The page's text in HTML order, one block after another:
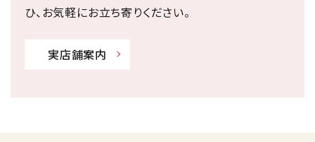
ひ、お気軽にお立ち寄りください。
実店舗案内